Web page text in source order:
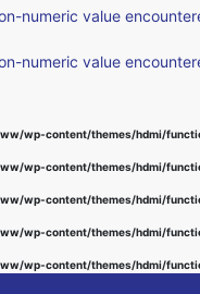
numeric value
numeric value
wp-content/themes/hdmi/
wp-content/themes/hdmi/
wp-content/themes/hdmi/
wp-content/themes/hdmi/
wp-content/themes/hdmi/